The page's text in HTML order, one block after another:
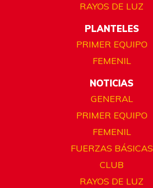
RAYOS DE LUZ
PLANTELES
PRIMER EQUIPO
FEMENIL
NOTICIAS
GENERAL
PRIMER EQUIPO
FEMENIL
FUERZAS BÁSICAS
CLUB
RAYOS DE LUZ